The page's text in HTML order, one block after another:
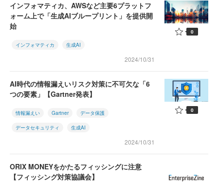
インフォマティカ、AWSなど主要6プラットフ
ォーム上で「生成AIブループリント」を提供開
始
インフォマティカ 生成AI
2024/10/31
0
AI時代の情報漏えいリスク対策に不可欠な「6
つの要素」【Gartner発表】
情報漏えい Gartner データ保護
データセキュリティ 生成AI
2024/10/31
0
ORIX MONEYをかたるフィッシングに注意
【フィッシング対策協議会】